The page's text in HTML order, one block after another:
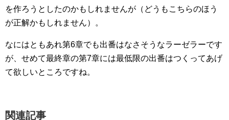
を作ろうとしたのかもしれませんが（どうもこちらのほう
が正解かもしれません）。
なにはともあれ第6章でも出番はなさそうなラーゼラーです
が、せめて最終章の第7章には最低限の出番はつくってあげ
て欲しいところですね。
関連記事